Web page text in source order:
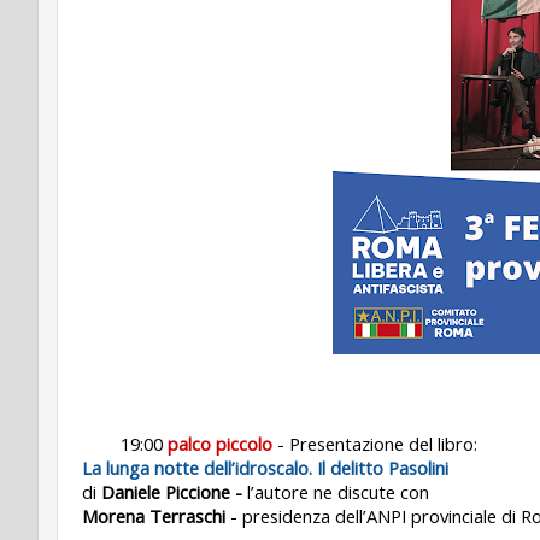
19:00 palco piccolo - Presentazione del libro:
La lunga notte dell’idroscalo. Il delitto Pasolini
di Daniele Piccione - l’autore ne discute con
Morena Terraschi - presidenza dell’ANPI provinciale di